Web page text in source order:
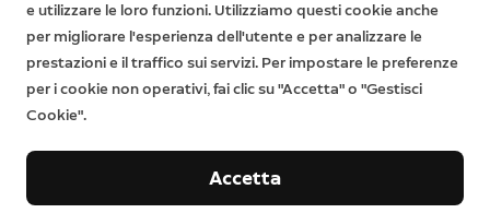
e utilizzare le loro funzioni. Utilizziamo questi cookie anche
per migliorare l'esperienza dell'utente e per analizzare le
prestazioni e il traffico sui servizi. Per impostare le preferenze
per i cookie non operativi, fai clic su "Accetta" o "Gestisci
Cookie".
Accetta